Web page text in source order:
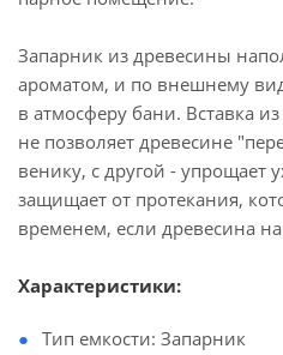
Запарник из древесины
ароматом, и по внешнему
в атмосферу бани. Вставка
не позволяет древесине
венику, с другой - упрощает
защищает от протекания,
временем, если древесина
Характеристики:
Тип емкости: Запарник